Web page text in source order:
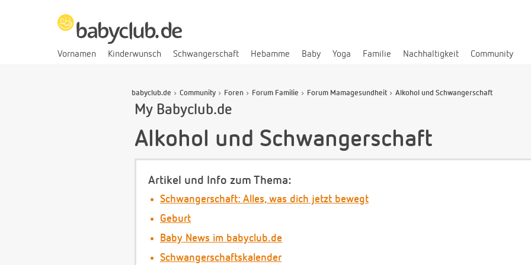
Vornamen Kinderwunsch Schwangerschaft Hebamme Baby Yoga Familie Nachhaltigkeit Community
babyclub.de Community Foren Forum Familie Forum Mamagesundheit Alkohol und Schwangerschaft
My Babyclub.de
Alkohol und Schwangerschaft
Artikel und Info zum Thema:
Schwangerschaft: Alles, was dich jetzt bewegt
Geburt
Baby News im babyclub.de
Schwangerschaftskalender